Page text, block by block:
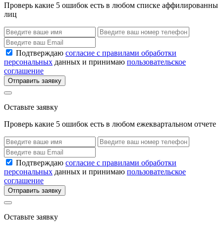
Проверь какие 5 ошибок есть в любом списке аффилированны
лиц
Подтверждаю согласие с правилами обработки
персональных данных и принимаю пользовательское
соглашение
Отправить заявку
Оставьте заявку
Проверь какие 5 ошибок есть в любом ежеквартальном отчете
Подтверждаю согласие с правилами обработки
персональных данных и принимаю пользовательское
соглашение
Отправить заявку
Оставьте заявку